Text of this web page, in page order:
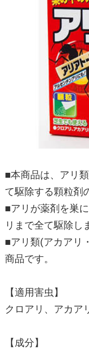
■本商品は、アリ
て駆除する顆粒剤
■アリが薬剤を巣
リまで全て駆除し
■アリ類(アカアリ
商品です。
【適用害虫】
クロアリ、アカア
【成分】